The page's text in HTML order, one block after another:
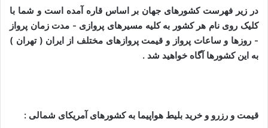
در زیر فهرست کشورهای جهان بر اساس قاره آمده است و شما با
کلیک روی نام هر کشور به کلیه مسیرهای پروازی - مدت زمان پرواز
- روزها و ساعات پرواز و قیمت پروازهای مختلف از ایران ( تهران )
به این کشورها آگاه خواهید شد .
قیمت و رزرو و خرید بلیط هواپیما به کشورهای آمریکای شمالی :